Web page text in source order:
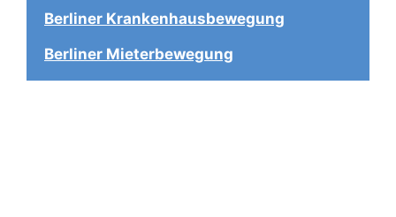
Berliner Krankenhausbewegung
Berliner Mieterbewegung